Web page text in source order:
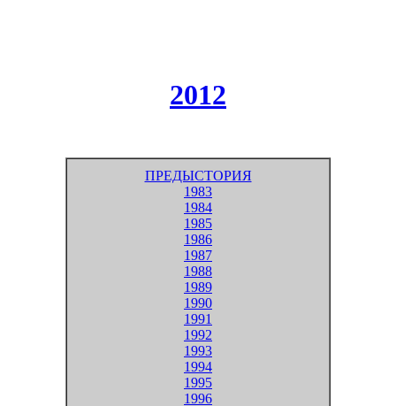
2012
ПРЕДЫСТОРИЯ
1983
1984
1985
1986
1987
1988
1989
1990
1991
1992
1993
1994
1995
1996